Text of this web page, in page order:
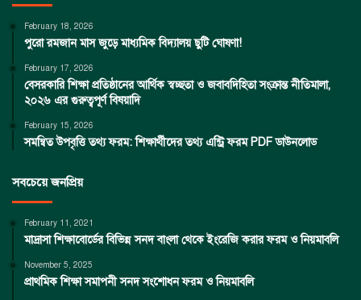
February 18, 2026
পুরো রমজান মাস জুড়ে মাধ্যমিক বিদ্যালয় ছুটি ঘোষণা!
February 17, 2026
বেসরকারি শিক্ষা প্রতিষ্ঠানের আর্থিক স্বচ্ছতা ও জবাবদিহিতা সংক্রান্ত নীতিমালা,
২০২৬ এর গুরুত্বপূর্ণ বিষয়াদি
February 15, 2026
সমন্বিত উপবৃত্তি তথ্য ফরম: শিক্ষার্থীদের তথ্য এন্ট্রি ফরম PDF ডাউনলোড
সবচেয়ে জনপ্রিয়
February 11, 2021
মাদ্রাসা শিক্ষাবোর্ডের বিভিন্ন সনদ বাংলা থেকে ইংরেজি করার ফরম ও নিয়মাবলি
November 5, 2025
প্রাথমিক শিক্ষা সমাপনী সনদ সংশোধন ফরম ও নিয়মাবলি